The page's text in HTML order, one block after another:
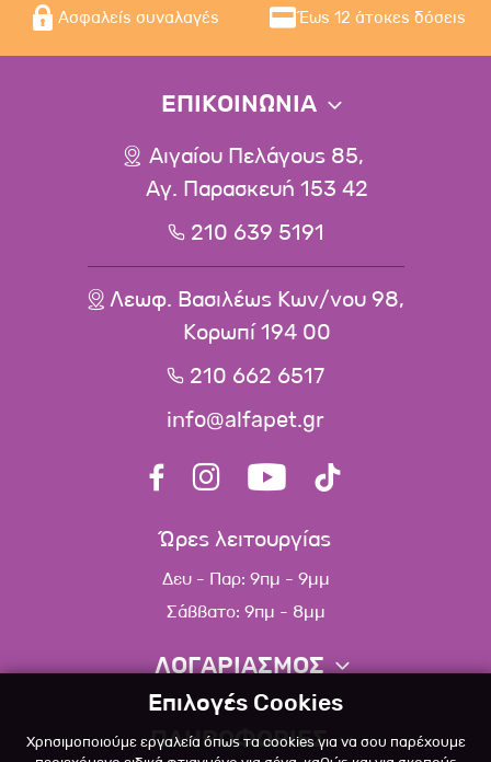
Ασφαλείς συναλαγές Έως 12 άτοκες δόσεις
ΕΠΙΚΟΙΝΩΝΙΑ
Αιγαίου Πελάγους 85,
Αγ. Παρασκευή 153 42
210 639 5191
Λεωφ. Βασιλέως Κων/νου 98,
Κορωπί 194 00
210 662 6517
info@alfapet.gr
Ώρες λειτουργίας
Δευ - Παρ: 9πμ - 9μμ
Σάββατο: 9πμ - 8μμ
ΛΟΓΑΡΙΑΣΜΟΣ
Πληροφορίες λογαριασμού
ΠΛΗΡΟΦΟΡΙΕΣ
Επιλογές Cookies
Χρησιμοποιούμε εργαλεία όπως τα cookies για να σου παρέχουμε